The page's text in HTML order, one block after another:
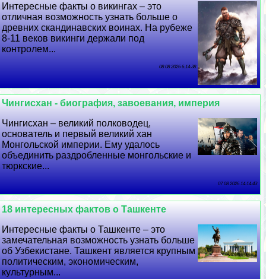
Интересные факты о викингах – это
отличная возможность узнать больше о
древних скандинавских воинах. На рубеже
8-11 веков викинги держали под
контролем...
08 08 2026 6:14:38
Чингисхан - биография, завоевания, империя
Чингисхан – великий полководец,
основатель и первый великий хан
Монгольской империи. Ему удалось
объединить раздробленные монгольские и
тюркские...
07 08 2026 14:14:43
18 интересных фактов о Ташкенте
Интересные факты о Ташкенте – это
замечательная возможность узнать больше
об Узбекистане. Ташкент является крупным
политическим, экономическим,
культурным...